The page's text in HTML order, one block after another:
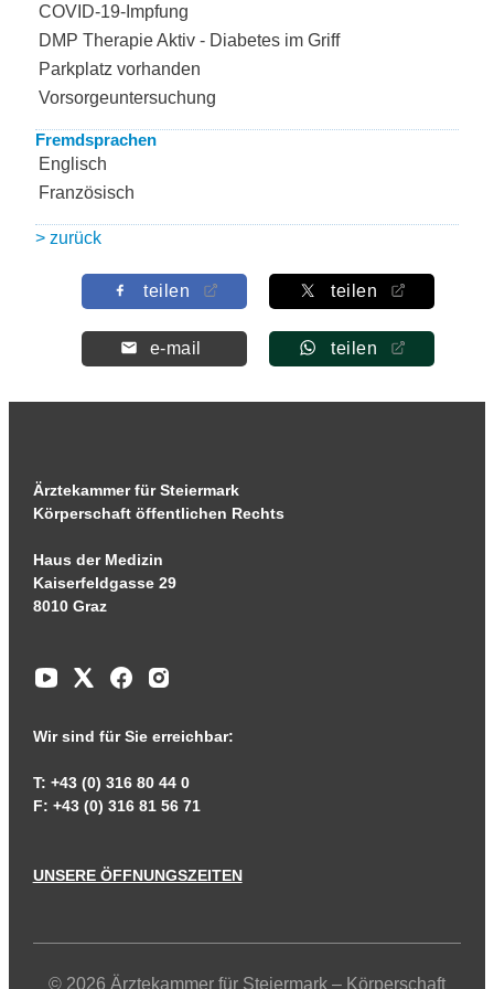
COVID-19-Impfung
DMP Therapie Aktiv - Diabetes im Griff
Parkplatz vorhanden
Vorsorgeuntersuchung
Fremdsprachen
Englisch
Französisch
> zurück
teilen teilen
e-mail teilen
Ärztekammer für Steiermark
Körperschaft öffentlichen Rechts
Haus der Medizin
Kaiserfeldgasse 29
8010 Graz
Wir sind für Sie erreichbar:
T: +43 (0) 316 80 44 0
F: +43 (0) 316 81 56 71
UNSERE ÖFFNUNGSZEITEN
© 2026 Ärztekammer für Steiermark – Körperschaft